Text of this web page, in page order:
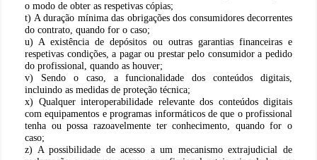
o modo de obter as respetivas cópias;
t) A duração mínima das obrigações dos consumidores decorrentes
do contrato, quando for o caso;
u) A existência de depósitos ou outras garantias financeiras e
respetivas condições, a pagar ou prestar pelo consumidor a pedido
do profissional, quando as houver;
v) Sendo o caso, a funcionalidade dos conteúdos digitais,
incluindo as medidas de proteção técnica;
x) Qualquer interoperabilidade relevante dos conteúdos digitais
com equipamentos e programas informáticos de que o profissional
tenha ou possa razoavelmente ter conhecimento, quando for o
caso;
z) A possibilidade de acesso a um mecanismo extrajudicial de